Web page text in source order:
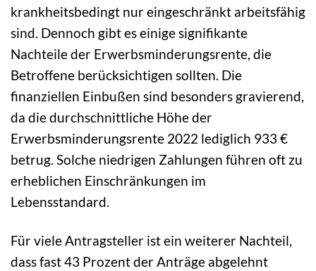
krankheitsbedingt nur eingeschränkt arbeitsfähig
sind. Dennoch gibt es einige signifikante
Nachteile der Erwerbsminderungsrente, die
Betroffene berücksichtigen sollten. Die
finanziellen Einbußen sind besonders gravierend,
da die durchschnittliche Höhe der
Erwerbsminderungsrente 2022 lediglich 933 €
betrug. Solche niedrigen Zahlungen führen oft zu
erheblichen Einschränkungen im
Lebensstandard.
Für viele Antragsteller ist ein weiterer Nachteil,
dass fast 43 Prozent der Anträge abgelehnt